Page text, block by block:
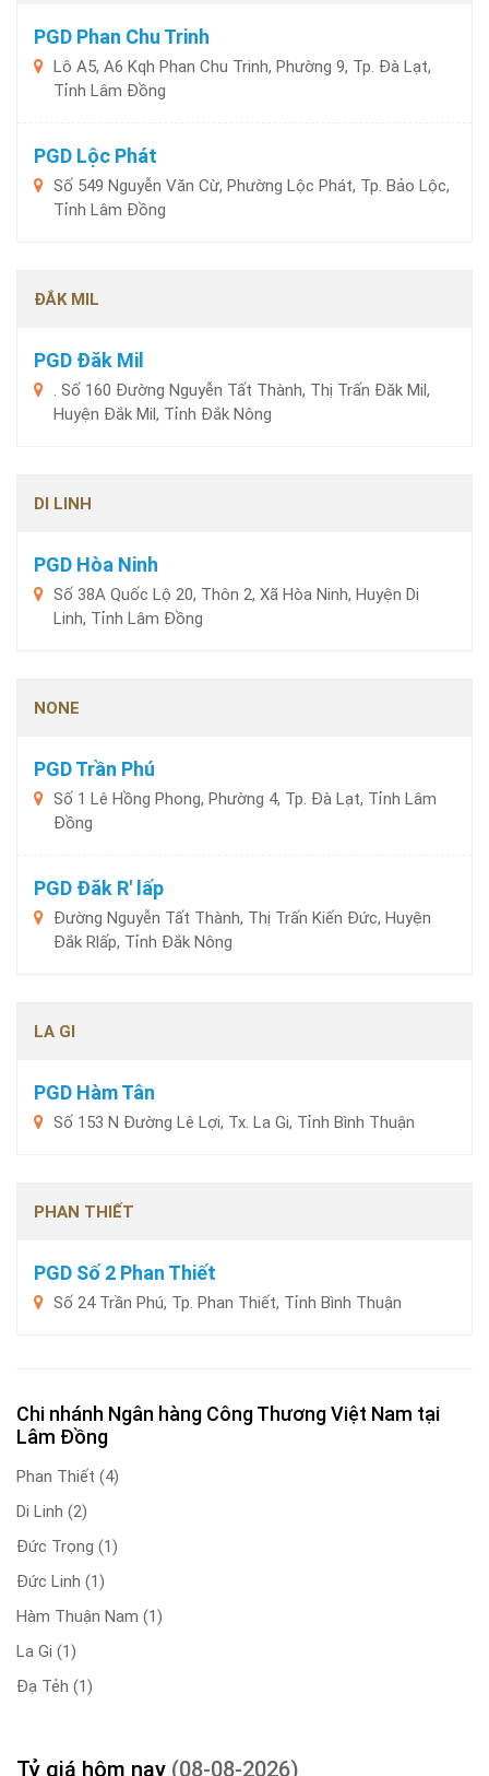
PGD Phan Chu Trinh
Lô A5, A6 Kqh Phan Chu Trinh, Phường 9, Tp. Đà Lạt,
Tỉnh Lâm Đồng
PGD Lộc Phát
Số 549 Nguyễn Văn Cừ, Phường Lộc Phát, Tp. Bảo Lộc,
Tỉnh Lâm Đồng
ĐẮK MIL
PGD Đăk Mil
. Số 160 Đường Nguyễn Tất Thành, Thị Trấn Đăk Mil,
Huyện Đắk Mil, Tỉnh Đắk Nông
DI LINH
PGD Hòa Ninh
Số 38A Quốc Lộ 20, Thôn 2, Xã Hòa Ninh, Huyện Di
Linh, Tỉnh Lâm Đồng
NONE
PGD Trần Phú
Số 1 Lê Hồng Phong, Phường 4, Tp. Đà Lạt, Tỉnh Lâm
Đồng
PGD Đăk R' lấp
Đường Nguyễn Tất Thành, Thị Trấn Kiến Đức, Huyện
Đắk Rlấp, Tỉnh Đắk Nông
LA GI
PGD Hàm Tân
Số 153 N Đường Lê Lợi, Tx. La Gi, Tỉnh Bình Thuận
PHAN THIẾT
PGD Số 2 Phan Thiết
Số 24 Trần Phú, Tp. Phan Thiết, Tỉnh Bình Thuận
Chi nhánh Ngân hàng Công Thương Việt Nam tại
Lâm Đồng
Phan Thiết (4)
Di Linh (2)
Đức Trọng (1)
Đức Linh (1)
Hàm Thuận Nam (1)
La Gi (1)
Đạ Tẻh (1)
Tỷ giá hôm nay (08-08-2026)